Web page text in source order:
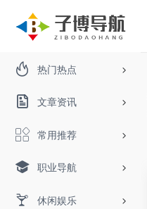
热门热点
文章资讯
常用推荐
职业导航
休闲娱乐